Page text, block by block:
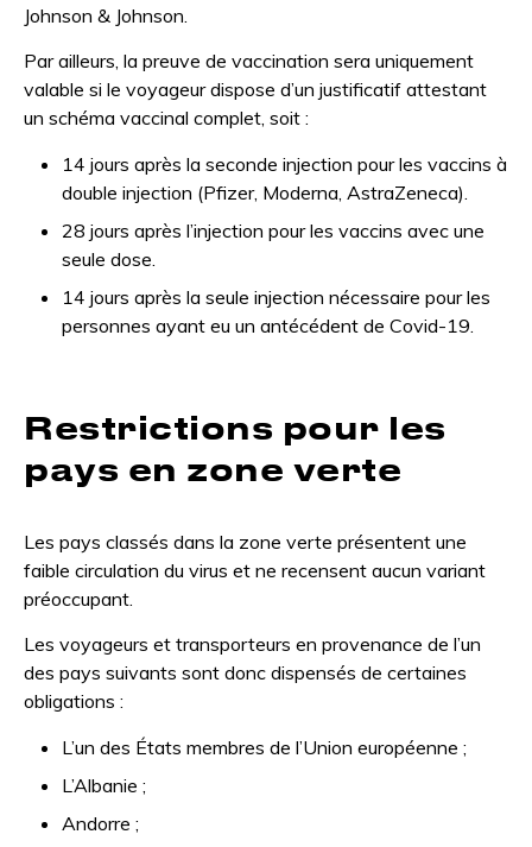
Johnson & Johnson.
Par ailleurs, la preuve de vaccination sera uniquement
valable si le voyageur dispose d’un justificatif attestant
un schéma vaccinal complet, soit :
14 jours après la seconde injection pour les vaccins à
double injection (Pfizer, Moderna, AstraZeneca).
28 jours après l’injection pour les vaccins avec une
seule dose.
14 jours après la seule injection nécessaire pour les
personnes ayant eu un antécédent de Covid-19.
Restrictions pour les
pays en zone verte
Les pays classés dans la zone verte présentent une
faible circulation du virus et ne recensent aucun variant
préoccupant.
Les voyageurs et transporteurs en provenance de l’un
des pays suivants sont donc dispensés de certaines
obligations :
L’un des États membres de l’Union européenne ;
L’Albanie ;
Andorre ;